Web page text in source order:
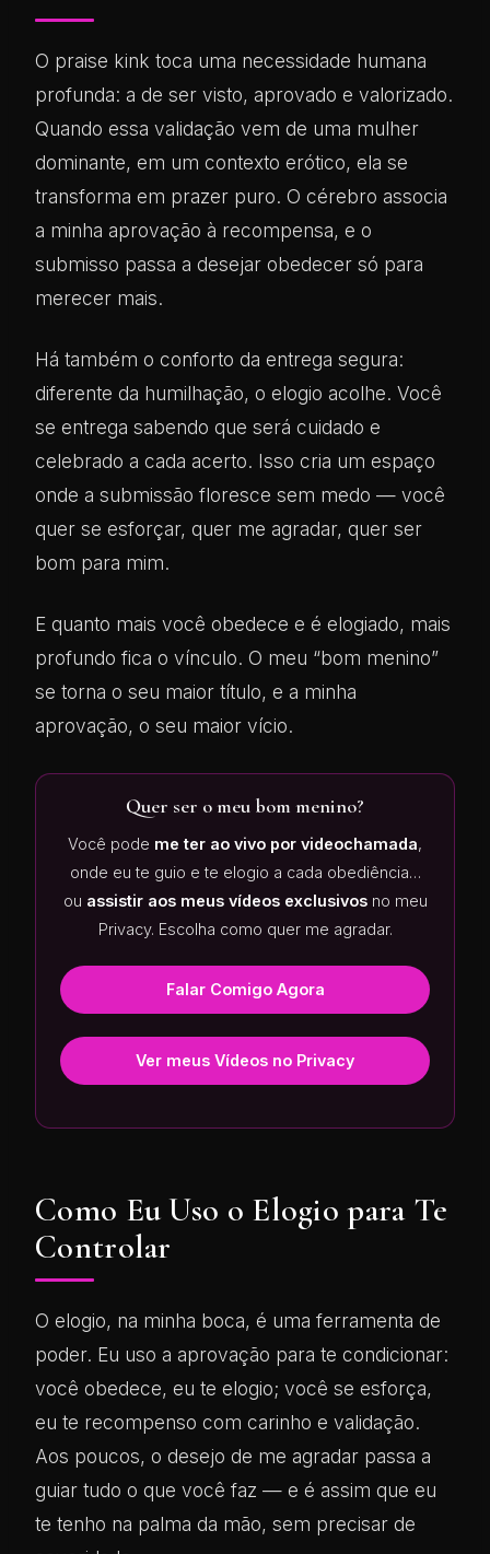
O praise kink toca uma necessidade humana
profunda: a de ser visto, aprovado e valorizado.
Quando essa validação vem de uma mulher
dominante, em um contexto erótico, ela se
transforma em prazer puro. O cérebro associa
a minha aprovação à recompensa, e o
submisso passa a desejar obedecer só para
merecer mais.
Há também o conforto da entrega segura:
diferente da humilhação, o elogio acolhe. Você
se entrega sabendo que será cuidado e
celebrado a cada acerto. Isso cria um espaço
onde a submissão floresce sem medo — você
quer se esforçar, quer me agradar, quer ser
bom para mim.
E quanto mais você obedece e é elogiado, mais
profundo fica o vínculo. O meu “bom menino”
se torna o seu maior título, e a minha
aprovação, o seu maior vício.
Quer ser o meu bom menino?
Você pode me ter ao vivo por videochamada,
onde eu te guio e te elogio a cada obediência…
ou assistir aos meus vídeos exclusivosno meu
Privacy. Escolha como quer me agradar.
Falar Comigo Agora
Ver meus Vídeos no Privacy
Como Eu Uso o Elogio para Te
Controlar
O elogio, na minha boca, é uma ferramenta de
poder. Eu uso a aprovação para te condicionar:
você obedece, eu te elogio; você se esforça,
eu te recompenso com carinho e validação.
Aos poucos, o desejo de me agradar passa a
guiar tudo o que você faz — e é assim que eu
te tenho na palma da mão, sem precisar de